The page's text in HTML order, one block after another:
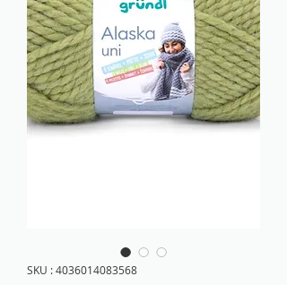
SKU : 4036014083568